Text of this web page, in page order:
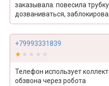
заказывала. повесила
дозваниваться,
+79993331839
★★★★★
★★★★★
Телефон использует
обзвона через робота